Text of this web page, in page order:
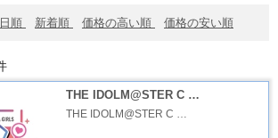
順 新着順 価格の高い順 価格の安い順
THE IDOLM@STER C …
THE IDOLM@STER C …